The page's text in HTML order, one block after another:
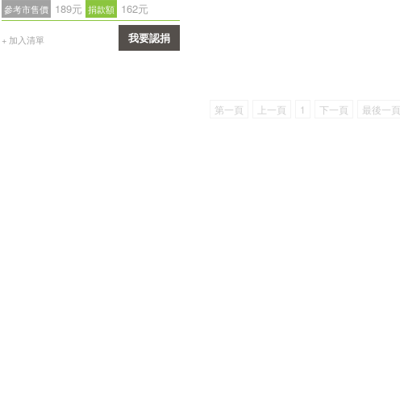
參考市售價 189元 捐款額 162元
+ 加入清單 我要認捐
第一頁 上一頁 1 下一頁 最後一頁